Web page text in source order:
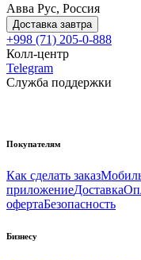
Авва Рус, Россия
Доставка завтра
+998 (71) 205-0-888
Колл-центр
Telegram
Служба поддержки
Покупателям
Как сделать заказ
приложениеДоставка
офертаБезопасность
Бизнесу